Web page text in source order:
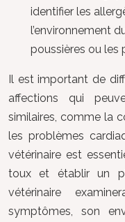
identifier les
l’environnement
poussières ou les
Il est important de
affections qui
similaires, comme la
les problèmes
vétérinaire est
toux et établir un
vétérinaire
symptômes, son